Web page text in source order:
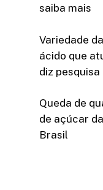
saiba mais
Variedade
ácido que
diz pesquisa
Queda de
de açúcar
Brasil